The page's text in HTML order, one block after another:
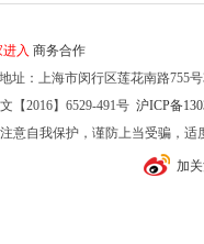
入 商务合作
：上海市闵行区莲花南路755
【2016】6529-491号 沪ICP备
意自我保护，谨防上当受骗，
加